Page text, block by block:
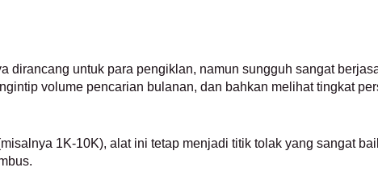
untuk para pengiklan, namun sungguh sangat
volume pencarian bulanan, dan bahkan melihat tingkat
1K-10K), alat ini tetap menjadi titik tolak yang sangat